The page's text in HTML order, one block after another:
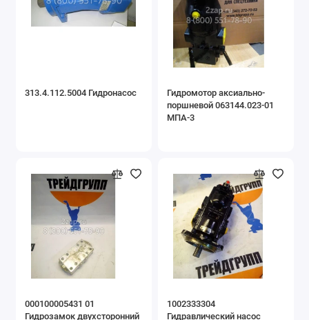
Навесное оборудование
Запчасти для буровой техники
313.4.112.5004 Гидронасос
Гидромотор аксиально-
поршневой 063144.023-01
МПА-3
000100005431 01
Гидрозамок двухсторонний
1002333304
Гидравлический насос